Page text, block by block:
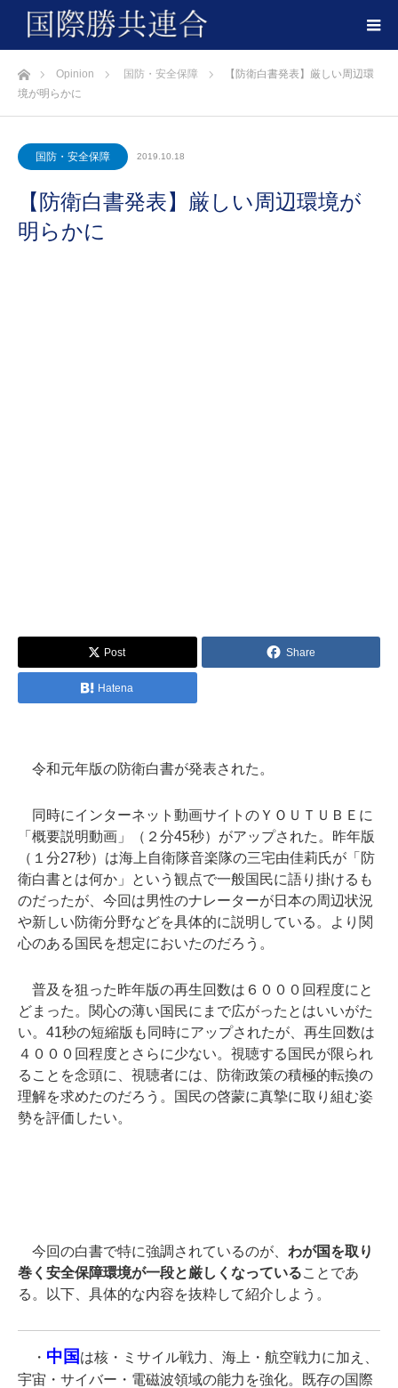
ホームOpinion 国防・安全保障
【防衛白書発表】厳しい周辺環
境が明らかに
国防・安全保障 2019.10.18
【防衛白書発表】厳しい周辺環境が
明らかに
Post Share
Hatena
令和元年版の防衛白書が発表された。
同時にインターネット動画サイトのＹＯＵＴＵＢＥに
「概要説明動画」（２分45秒）がアップされた。昨年版
（１分27秒）は海上自衛隊音楽隊の三宅由佳莉氏が「防
衛白書とは何か」という観点で一般国民に語り掛けるも
のだったが、今回は男性のナレーターが日本の周辺状況
や新しい防衛分野などを具体的に説明している。より関
心のある国民を想定においたのだろう。
普及を狙った昨年版の再生回数は６０００回程度にと
どまった。関心の薄い国民にまで広がったとはいいがた
い。41秒の短縮版も同時にアップされたが、再生回数は
４０００回程度とさらに少ない。視聴する国民が限られ
ることを念頭に、視聴者には、防衛政策の積極的転換の
理解を求めたのだろう。国民の啓蒙に真摯に取り組む姿
勢を評価したい。
今回の白書で特に強調されているのが、 わが国を取り
巻く安全保障環境が一段と厳しくなっていることであ
る。以下、具体的な内容を抜粋して紹介しよう。
・ 中国 は核・ミサイル戦力、海上・航空戦力に加え、
宇宙・サイバー・電磁波領域の能力を強化。既存の国際